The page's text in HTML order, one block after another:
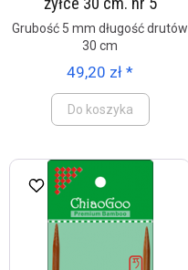
Grubość 5 mm długość drutów
30 cm
49,20 zł *
Do koszyka